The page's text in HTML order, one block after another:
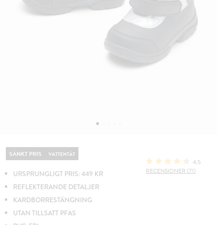
SÄNKT PRIS VATTENTÄT
URSPRUNGLIGT PRIS: 449 KR
REFLEKTERANDE DETALJER
KARDBORRESTÄNGNING
UTAN TILLSATT PFAS
4.5
RECENSIONER (71)